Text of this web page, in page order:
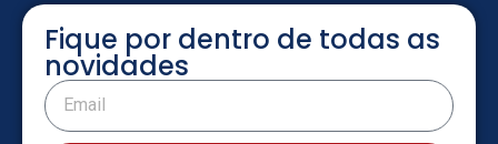
Fique por dentro de todas as
novidades